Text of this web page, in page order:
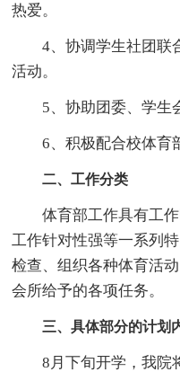
热爱。
4、协调学生社团联
活动。
5、协助团委、学生会
6、积极配合校体育部
二、工作分类
体育部工作具有工作
工作针对性强等一系列
检查、组织各种体育活
会所给予的各项任务。
三、具体部分的计划
8月下旬开学，我院